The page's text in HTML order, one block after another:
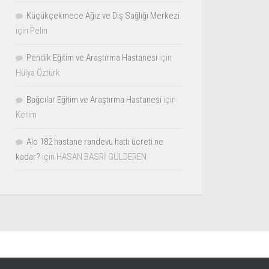
Küçükçekmece Ağız ve Diş Sağlığı Merkezi
için Pelin
Pendik Eğitim ve Araştırma Hastanesi için
Hülya Öztürk
Bağcılar Eğitim ve Araştırma Hastanesi için
Kerim
Alo 182 hastane randevu hattı ücreti ne
kadar? için HASAN BASRİ GÜLDEREN